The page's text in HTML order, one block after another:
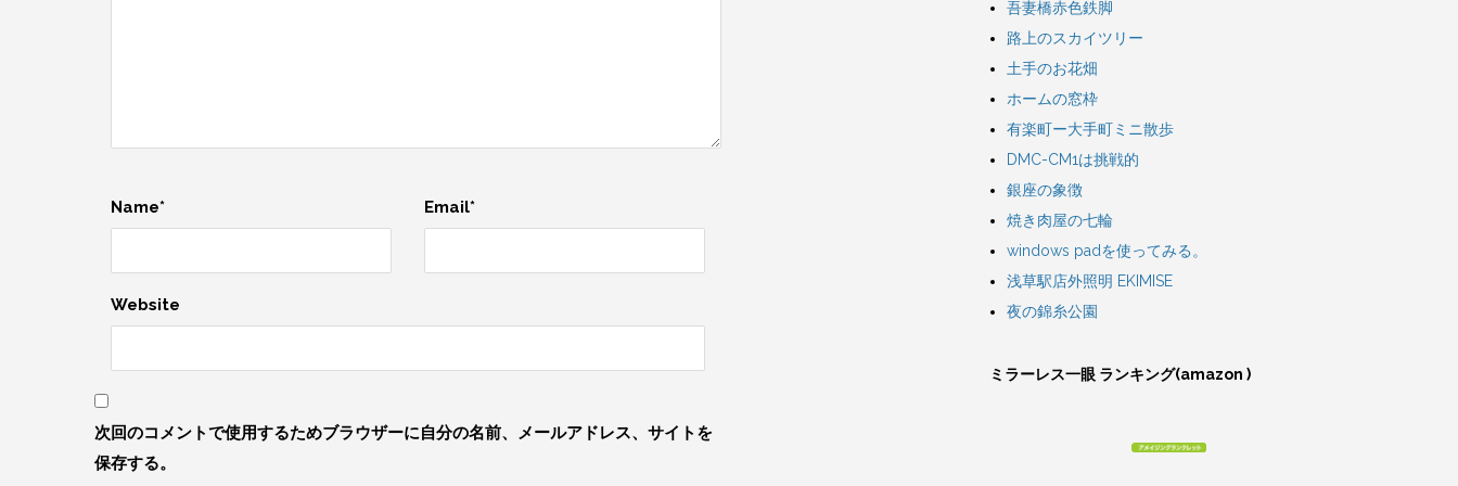
Name* Email*
Website
次回のコメントで使用するためブラウザーに自分の名前、メールアドレス、サイトを
保存する。
吾妻橋赤色鉄脚
路上のスカイツリー
土手のお花畑
ホームの窓枠
有楽町ー大手町ミニ散歩
DMC-CM1は挑戦的
銀座の象徴
焼き肉屋の七輪
windows padを使ってみる。
浅草駅店外照明 EKIMISE
夜の錦糸公園
ミラーレス一眼 ランキング(amazon )